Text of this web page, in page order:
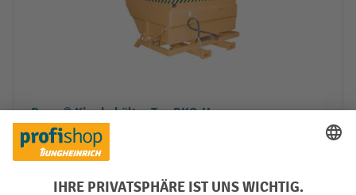
Bauer® Kippbehälter Typ BKC-H
13 Varianten
29 Arbeitstage